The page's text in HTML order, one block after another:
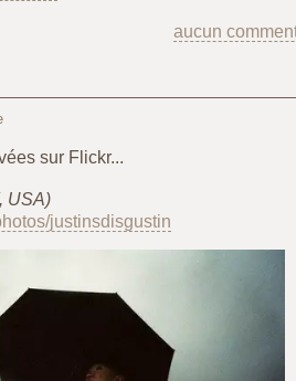
aucun
sur Flickr...
USA)
justinsdisgustin